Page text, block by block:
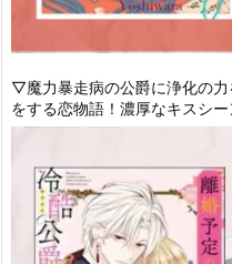
▽魔力暴走病の公爵に浄化の
をする恋物語！濃厚なキスシー